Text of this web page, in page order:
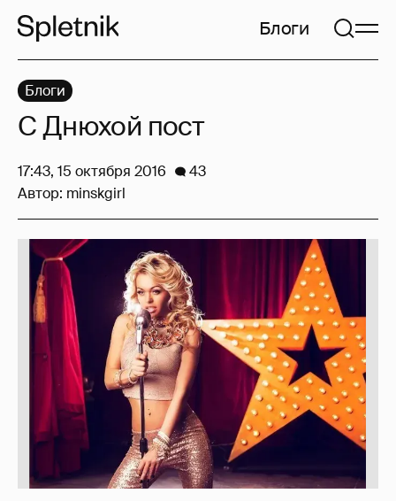
Блоги
Блоги
С Днюхой пост
17:43, 15 октября 2016
43
Автор: minskgirl